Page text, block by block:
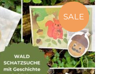
SALE